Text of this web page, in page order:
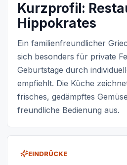
Kurzprofil:
Hippokrates
Ein familienfreundlicher
sich besonders für private
Geburtstage durch
empfiehlt. Die Küche
frisches, gedämpftes
freundliche Bedienung aus.
EINDRÜCKE